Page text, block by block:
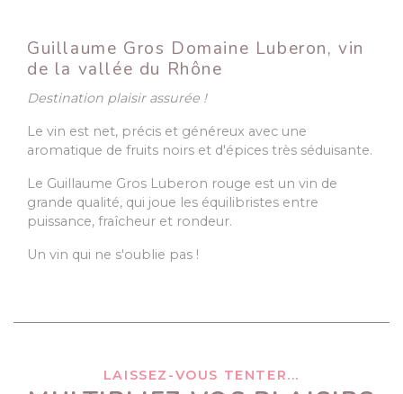
Guillaume Gros Domaine Luberon, vin
de la vallée du Rhône
Destination plaisir assurée !
Le vin est net, précis et généreux avec une
aromatique de fruits noirs et d'épices très séduisante.
Le Guillaume Gros Luberon rouge est un vin de
grande qualité, qui joue les équilibristes entre
puissance, fraîcheur et rondeur.
Un vin qui ne s'oublie pas !
LAISSEZ-VOUS TENTER...